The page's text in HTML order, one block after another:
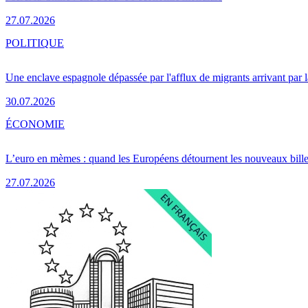
27.07.2026
Une enclave espagnole dépassée par l'afflux de migrants arrivant par
30.07.2026
POLITIQUE
L’euro en mèmes : quand les Européens détournent les nouveaux
27.07.2026
ÉCONOMIE